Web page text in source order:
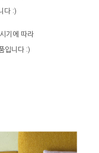
다 :)
기에 따라
입니다 :)